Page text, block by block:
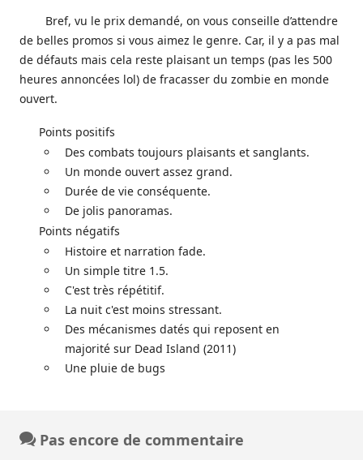
Bref, vu le prix demandé, on vous conseille d’attendre
de belles promos si vous aimez le genre. Car, il y a pas mal
de défauts mais cela reste plaisant un temps (pas les 500
heures annoncées lol) de fracasser du zombie en monde
ouvert.
Points positifs
Des combats toujours plaisants et sanglants.
Un monde ouvert assez grand.
Durée de vie conséquente.
De jolis panoramas.
Points négatifs
Histoire et narration fade.
Un simple titre 1.5.
C'est très répétitif.
La nuit c'est moins stressant.
Des mécanismes datés qui reposent en
majorité sur Dead Island (2011)
Une pluie de bugs
Pas encore de commentaire